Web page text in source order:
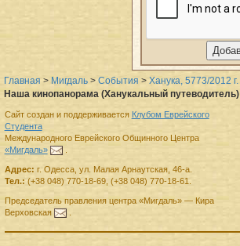
Главная > Мигдаль > События > Ханука, 5773/2012 г.
Наша кинопанорама (Ханукальный путеводитель)
Сайт создан и поддерживается Клубом Еврейского
Студента
Международного Еврейского Общинного Центра
«Мигдаль»
.
Адрес: г. Одесса, ул. Малая Арнаутская, 46-а.
Тел.: (+38 048) 770-18-69, (+38 048) 770-18-61
Председатель правленияцентра «Мигдаль»— Кира
Верховская
.